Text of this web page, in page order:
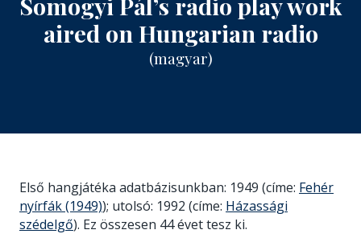
aired on Hungarian radio
(magyar)
Első hangjátéka adatbázisunkban: 1949 (címe: Fehér
nyírfák (1949)); utolsó: 1992 (címe: Házassági
szédelgő). Ez összesen 44 évet tesz ki.